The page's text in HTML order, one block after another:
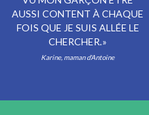
AUSSI CONTENT À CHAQUE
FOIS QUE JE SUIS ALLÉE LE
CHERCHER.
Karine, maman d'Antoine